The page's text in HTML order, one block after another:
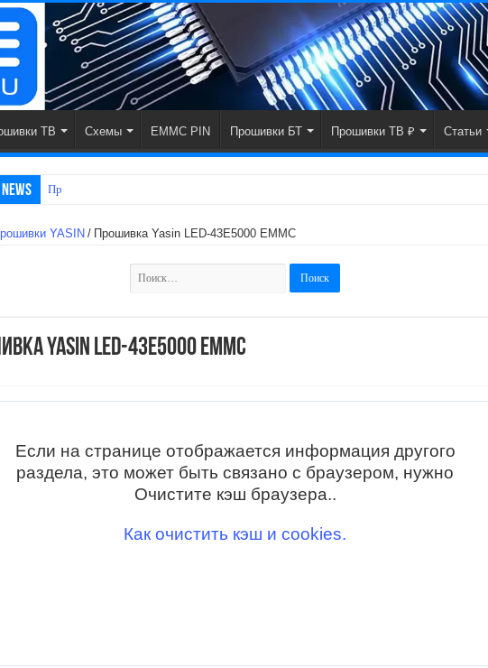
ТВ Схемы EMMC PIN Прошивки БТ Прошивки ТВ ₽ Статьи
Прошивки WildRed
YASIN / Прошивка Yasin LED-43E5000 EMMC
Найти:
Yasin LED-43E5000 EMMC
Если на странице отображается информация другого
раздела, это может быть связано с браузером, нужно
Очистите кэш браузера..
Как очистить кэш и cookies.